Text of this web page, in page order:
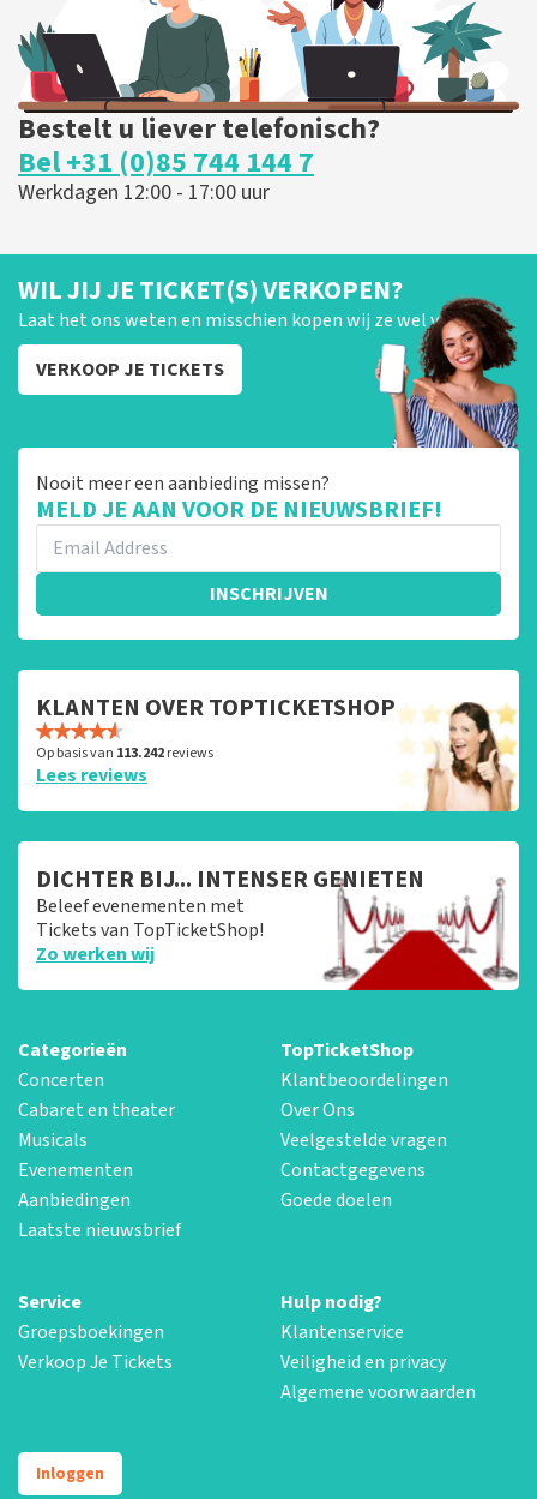
Bestelt u liever telefonisch?
Bel +31 (0)85 744 144 7
Werkdagen 12:00 - 17:00 uur
WIL JIJ JE TICKET(S) VERKOPEN?
Laat het ons weten en misschien kopen wij ze wel van je!
VERKOOP JE TICKETS
Nooit meer een aanbieding missen?
MELD JE AAN VOOR DE NIEUWSBRIEF!
INSCHRIJVEN
KLANTEN OVER TOPTICKETSHOP
Op basis van 113.242reviews
Lees reviews
DICHTER BIJ... INTENSER GENIETEN
Beleef evenementen met
Tickets van TopTicketShop!
Zo werken wij
Categorieën
Concerten
Cabaret en theater
Musicals
Evenementen
Aanbiedingen
Laatste nieuwsbrief
TopTicketShop
Klantbeoordelingen
Over Ons
Veelgestelde vragen
Contactgegevens
Goede doelen
Service
Groepsboekingen
Verkoop Je Tickets
Hulp nodig?
Klantenservice
Veiligheid en privacy
Algemene voorwaarden
Inloggen